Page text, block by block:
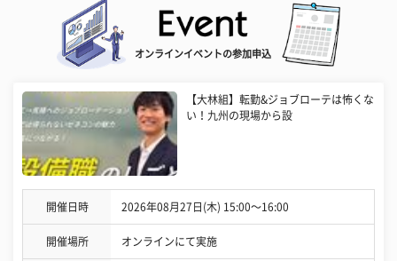
オンラインイベントの参加申込
【大林組】転勤&ジョブローテは怖くな
い！九州の現場から設
開催日時 2026年08月27日(木) 15:00〜16:00
開催場所 オンラインにて実施